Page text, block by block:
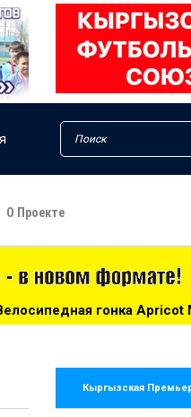
О Проекте
Apricot Marathon Race:
Кыргызская